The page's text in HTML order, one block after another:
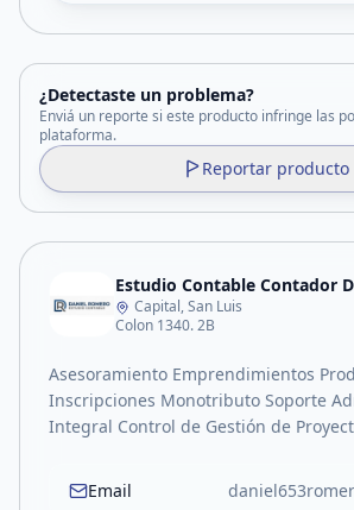
¿Detectaste un problema?
Enviá un reporte si este producto infringe las
plataforma.
Reportar producto
Estudio Contable Contador
Capital, San Luis
Colon 1340. 2B
Asesoramiento Emprendimientos
Inscripciones Monotributo Soporte
Integral Control de Gestión de
Email